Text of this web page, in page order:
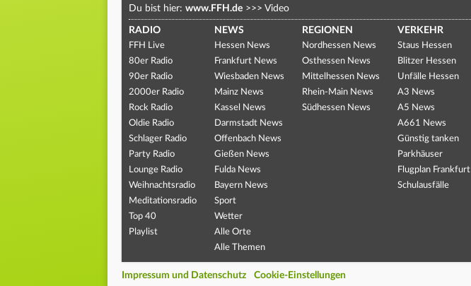
Du bist hier: www.FFH.de >>> Video
RADIO
FFH Live
80er Radio
90er Radio
2000er Radio
Rock Radio
Oldie Radio
Schlager Radio
Party Radio
Lounge Radio
Weihnachtsradio
Meditationsradio
Top 40
Playlist
NEWS
Hessen News
Frankfurt News
Wiesbaden News
Mainz News
Kassel News
Darmstadt News
Offenbach News
Gießen News
Fulda News
Bayern News
Sport
Wetter
Alle Orte
Alle Themen
REGIONEN
Nordhessen News
Osthessen News
Mittelhessen News
Rhein-Main News
Südhessen News
VERKEHR
Staus Hessen
Blitzer Hessen
Unfälle Hessen
A3 News
A5 News
A661 News
Günstig tanken
Parkhäuser
Flugplan Frankfurt
Schulausfälle
Impressum und Datenschutz Cookie-Einstellungen